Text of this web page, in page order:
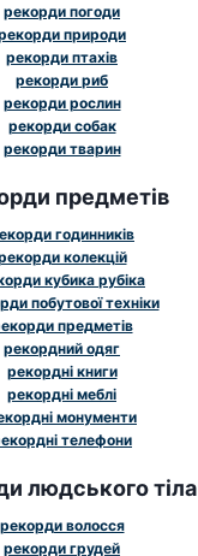
рекорди погоди
природи
рекорди птахів
рекорди риб
рекорди рослин
рекорди собак
рекорди тварин
предметів
годинників
колекцій
кубика рубіка
побутової техніки
предметів
рекордний одяг
рекордні книги
рекордні меблі
монументи
телефони
людського тіла
рекорди волосся
рекорди грудей